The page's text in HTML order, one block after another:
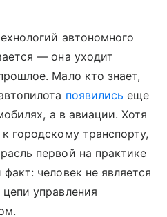
автономного
— она уходит
Мало кто знает,
появились еще
а в авиации. Хотя
городскому транспорту,
первой на практике
человек не является
управления